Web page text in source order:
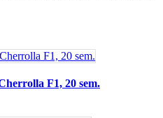
F1, 20 sem.